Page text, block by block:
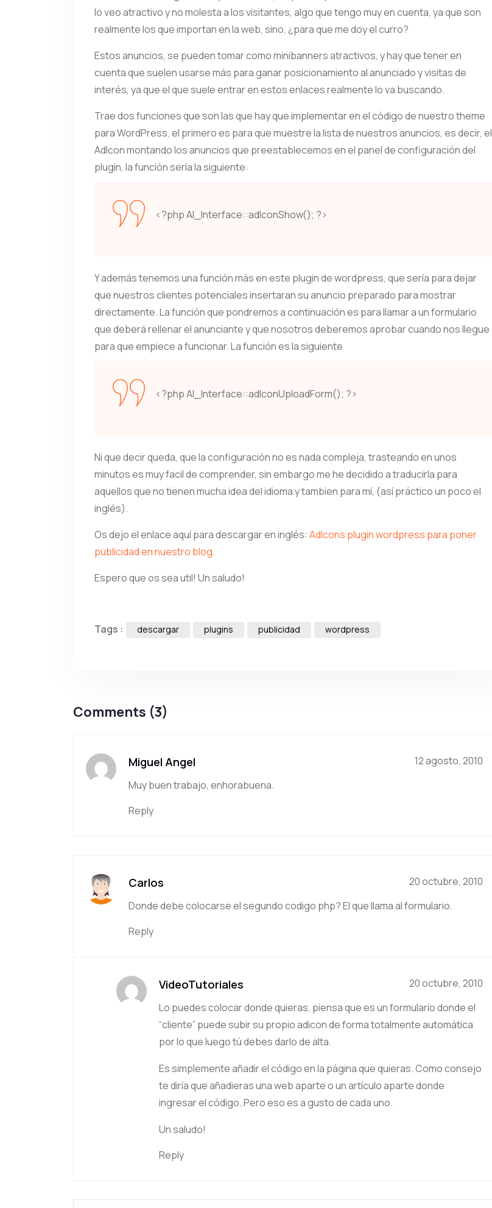
lo veo atractivo y no molesta a los visitantes, algo que tengo muy en cuenta, ya que son
realmente los que importan en la web, sino, ¿para que me doy el curro?
Estos anuncios, se pueden tomar como minibanners atractivos, y hay que tener en
cuenta que suelen usarse más para ganar posicionamiento al anunciado y visitas de
interés, ya que el que suele entrar en estos enlaces realmente lo va buscando.
Trae dos funciones que son las que hay que implementar en el código de nuestro theme
para WordPress, el primero es para que muestre la lista de nuestros anuncios, es decir, el
AdIcon montando los anuncios que preestablecemos en el panel de configuración del
plugin, la función sería la siguiente:
<?php AI_Interface::adIconShow(); ?>
Y además tenemos una función más en este plugin de wordpress, que sería para dejar
que nuestros clientes potenciales insertaran su anuncio preparado para mostrar
directamente. La función que pondremos a continuación es para llamar a un formulario
que deberá rellenar el anunciante y que nosotros deberemos aprobar cuando nos llegue
para que empiece a funcionar. La función es la siguiente
<?php AI_Interface::adIconUploadForm(); ?>
Ni que decir queda, que la configuración no es nada compleja, trasteando en unos
minutos es muy facil de comprender, sin embargo me he decidido a traducirla para
aquellos que no tienen mucha idea del idioma y tambien para mí, (así práctico un poco el
inglés).
Os dejo el enlace aquí para descargar en inglés: AdIcons plugin wordpress para poner
publicidad en nuestro blog.
Espero que os sea util! Un saludo!
Tags : descargar plugins publicidad wordpress
Comments (3)
Miguel Angel
12 agosto, 2010
Muy buen trabajo, enhorabuena.
Reply
Carlos
20 octubre, 2010
Donde debe colocarse el segundo codigo php? El que llama al formulario.
Reply
VideoTutoriales
20 octubre, 2010
Lo puedes colocar donde quieras, piensa que es un formulario donde el
“cliente” puede subir su propio adicon de forma totalmente automática
por lo que luego tú debes darlo de alta.
Es simplemente añadir el código en la página que quieras. Como consejo
te diría que añadieras una web aparte o un artículo aparte donde
ingresar el código. Pero eso es a gusto de cada uno.
Un saludo!
Reply